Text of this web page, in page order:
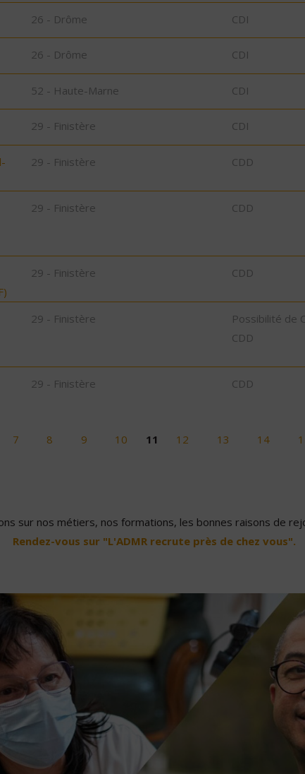
26 - Drôme CDI
26 - Drôme CDI
52 - Haute-Marne CDI
29 - Finistère CDI
29 - Finistère CDD
29 - Finistère CDD
29 - Finistère CDD
29 - Finistère
Possibilité de
CDD
29 - Finistère CDD
7 8 9 10 11 12 13 14
sur nos métiers, nos formations, les bonnes raisons de
Rendez-vous sur "L'ADMR recrute près de chez vous".